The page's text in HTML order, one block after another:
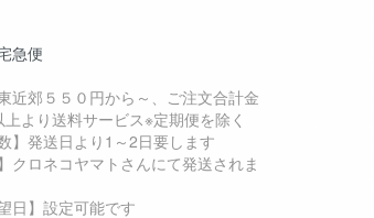
急便
近郊５５０円から～、ご注文合計金
より送料サービス※定期便を除く
】発送日より1～2日要します
クロネコヤマトさんにて発送されま
日】設定可能です